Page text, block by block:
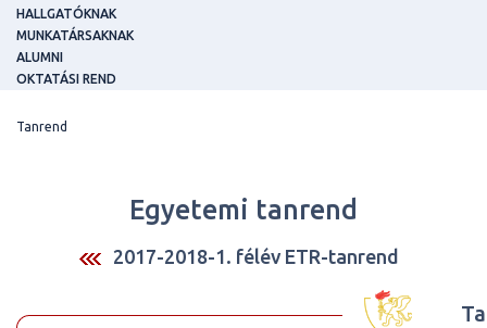
HALLGATÓKNAK
MUNKATÁRSAKNAK
ALUMNI
OKTATÁSI REND
Tanrend
Egyetemi tanrend
2017-2018-1. félév ETR-tanrend